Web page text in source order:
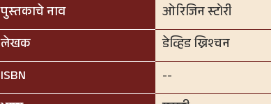
पुस्तकाचे नाव
ओरिजिन स्टोरी
लेखक
डेव्हिड ख्रिश्चन
ISBN
--